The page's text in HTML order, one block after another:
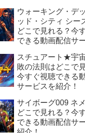
ウォーキング・デ
ッド・シティ シー
どこで見れる？今
できる動画配信サ
スチュアート★宇
敗の法則はどこで
今すぐ視聴できる
サービスを紹介！
サイボーグ009 ネ
どこで見れる？今
できる動画配信サ